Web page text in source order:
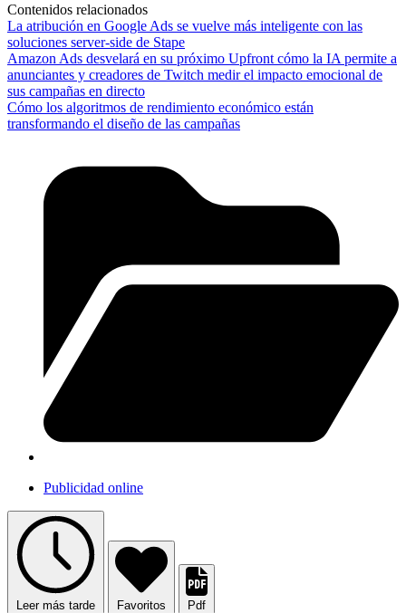
Contenidos relacionados
La atribución en Google Ads se vuelve más inteligente con las
soluciones server-side de Stape
Amazon Ads desvelará en su próximo Upfront cómo la IA permite a
anunciantes y creadores de Twitch medir el impacto emocional de
sus campañas en directo
Cómo los algoritmos de rendimiento económico están
transformando el diseño de las campañas
Publicidad online
Leer más tarde Favoritos Pdf